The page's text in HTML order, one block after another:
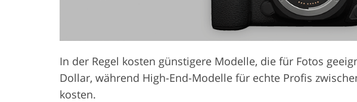
In der Regel kosten günstigere Modelle, die für Fotos
Dollar, während High-End-Modelle für echte Profis
kosten.